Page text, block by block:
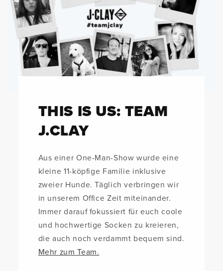
THIS IS US: TEAM
J.CLAY
Aus einer One-Man-Show wurde eine
kleine 11-köpfige Familie inklusive
zweier Hunde. Täglich verbringen wir
in unserem Office Zeit miteinander.
Immer darauf fokussiert für euch coole
und hochwertige Socken zu kreieren,
die auch noch verdammt bequem sind.
Mehr zum Team.